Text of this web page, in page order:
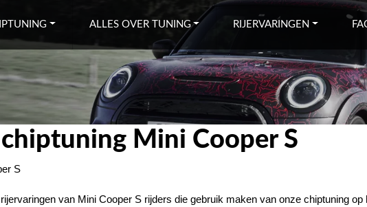
ALLES OVER TUNING RIJERVARINGEN
Mini Cooper S
S
van Mini Cooper S rijders die gebruik maken van onze chiptuning